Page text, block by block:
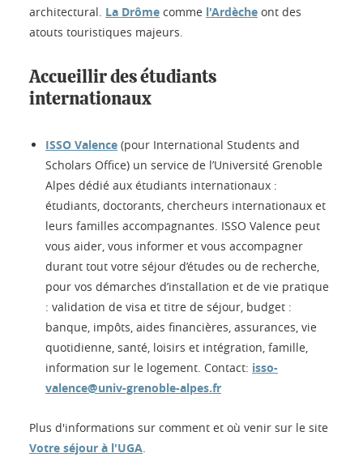
architectural. La Drôme comme l'Ardèche ont des
atouts touristiques majeurs.
Accueillir des étudiants
internationaux
ISSO Valence (pour International Students and
Scholars Office) un service de l’Université Grenoble
Alpes dédié aux étudiants internationaux :
étudiants, doctorants, chercheurs internationaux et
leurs familles accompagnantes. ISSO Valence peut
vous aider, vous informer et vous accompagner
durant tout votre séjour d’études ou de recherche,
pour vos démarches d’installation et de vie pratique
: validation de visa et titre de séjour, budget :
banque, impôts, aides financières, assurances, vie
quotidienne, santé, loisirs et intégration, famille,
information sur le logement. Contact: isso-
valence@univ-grenoble-alpes.fr
Plus d'informations sur comment et où venir sur le site
Votre séjour à l'UGA